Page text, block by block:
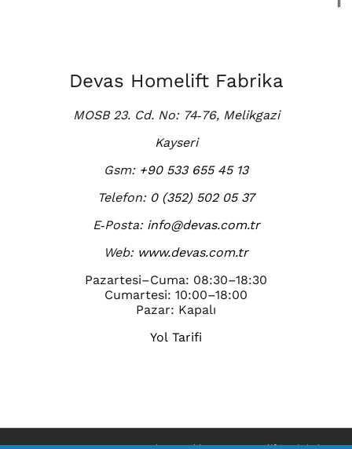
Devas Homelift Fabrika
MOSB 23. Cd. No: 74‑76, Melikgazi
Kayseri
Gsm: +90 533 655 45 13
Telefon: 0 (352) 502 05 37
E‑Posta: info@devas.com.tr
Web: www.devas.com.tr
Pazartesi–Cuma: 08:30–18:30
Cumartesi: 10:00–18:00
Pazar: Kapalı
Yol Tarifi